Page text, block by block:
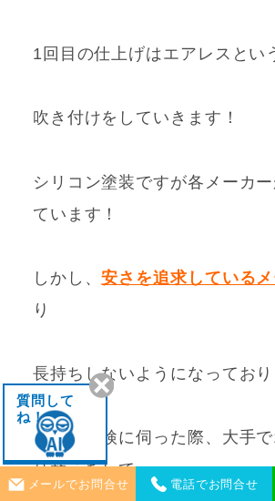
1回目の仕上げはエアレスとい
吹き付けをしていきます！
シリコン塗装ですが各メーカ
ています！
しかし、安さを追求している
り
長持ちしないようになっており
実際に点検に伺った際、大手
り替えをして
メールでお問合せ 電話でお問合せ
質問して
ね！